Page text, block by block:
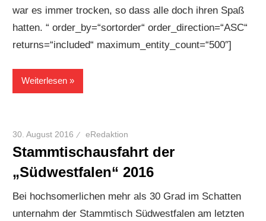
war es immer trocken, so dass alle doch ihren Spaß
hatten. “ order_by=“sortorder“ order_direction=“ASC“
returns=“included“ maximum_entity_count=“500″]
Weiterlesen
30. August 2016 eRedaktion
Stammtischausfahrt der
„Südwestfalen“ 2016
Bei hochsomerlichen mehr als 30 Grad im Schatten
unternahm der Stammtisch Südwestfalen am letzten